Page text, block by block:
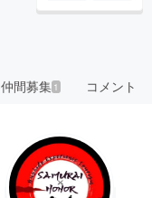
仲間募集 1 コメント